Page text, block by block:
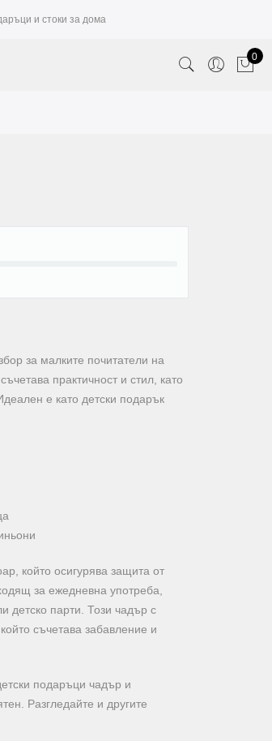
и стоки за дома
0
за малките почитатели на
практичност и стил, като
е като детски подарък
който осигурява защита от
за ежедневна употреба,
детско парти. Този чадър с
съчетава забавление и
подаръци чадър и
Разгледайте и другите